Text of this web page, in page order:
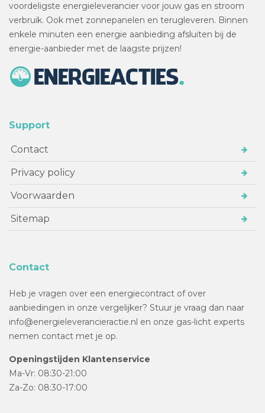
voordeligste energieleverancier voor jouw gas en stroom
verbruik. Ook met zonnepanelen en terugleveren. Binnen
enkele minuten een energie aanbieding afsluiten bij de
energie-aanbieder met de laagste prijzen!
Support
Contact
Privacy policy
Voorwaarden
Sitemap
Contact
Heb je vragen over een energiecontract of over
aanbiedingen in onze vergelijker? Stuur je vraag dan naar
info@energieleverancieractie.nl en onze gas-licht experts
nemen contact met je op.
Openingstijden Klantenservice
Ma-Vr: 08:30-21:00
Za-Zo: 08:30-17:00